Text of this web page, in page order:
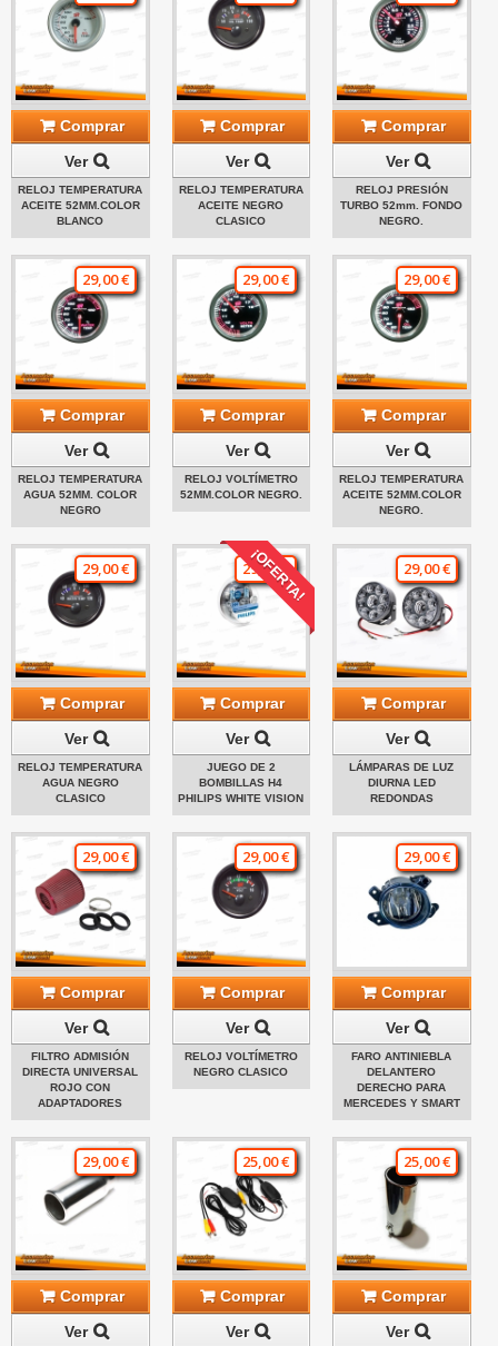
Comprar
Ver
RELOJ TEMPERATURA
ACEITE 52MM.COLOR
BLANCO
Comprar
Ver
RELOJ TEMPERATURA
ACEITE NEGRO
CLASICO
Comprar
Ver
RELOJ PRESIÓN
TURBO 52mm. FONDO
NEGRO.
29,00 €
Comprar
Ver
RELOJ TEMPERATURA
AGUA 52MM. COLOR
NEGRO
29,00 €
Comprar
Ver
RELOJ VOLTÍMETRO
52MM.COLOR NEGRO.
29,00 €
Comprar
Ver
RELOJ TEMPERATURA
ACEITE 52MM.COLOR
NEGRO.
29,00 €
Comprar
Ver
RELOJ TEMPERATURA
AGUA NEGRO
CLASICO
¡OFERTA!
29,00 €
Comprar
Ver
JUEGO DE 2
BOMBILLAS H4
PHILIPS WHITE VISION
29,00 €
Comprar
Ver
LÁMPARAS DE LUZ
DIURNA LED
REDONDAS
29,00 €
Comprar
Ver
FILTRO ADMISIÓN
DIRECTA UNIVERSAL
ROJO CON
ADAPTADORES
29,00 €
Comprar
Ver
RELOJ VOLTÍMETRO
NEGRO CLASICO
29,00 €
Comprar
Ver
FARO ANTINIEBLA
DELANTERO
DERECHO PARA
MERCEDES Y SMART
29,00 €
Comprar
Ver
25,00 €
Comprar
Ver
25,00 €
Comprar
Ver